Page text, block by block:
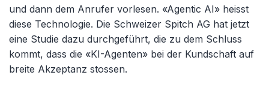
und dann dem Anrufer vorlesen. «Agentic AI» heisst
diese Technologie. Die Schweizer Spitch AG hat jetzt
eine Studie dazu durchgeführt, die zu dem Schluss
kommt, dass die «KI-Agenten» bei der Kundschaft auf
breite Akzeptanz stossen.